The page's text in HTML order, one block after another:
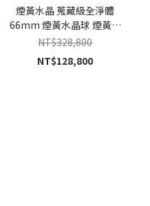
煙黃水晶 蒐藏級全淨體
66mm 煙黃水晶球 煙黃水
晶擺件｜特製木座
NT$328,800
NT$128,800